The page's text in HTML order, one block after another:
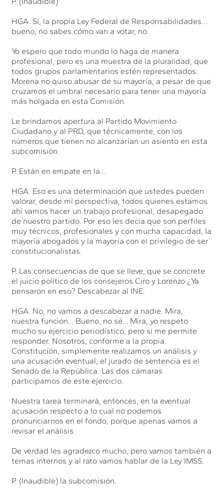
HGA. Sí, la propia Ley Federal de Responsabilidades…
bueno, no sabes cómo van a votar, no.
Yo espero que todo mundo lo haga de manera
profesional, pero es una muestra de la pluralidad, que
todos grupos parlamentarios estén representados.
Morena no quiso abusar de su mayoría, a pesar de que
cruzamos el umbral necesario para tener una mayoría
más holgada en esta Comisión.
Le brindamos apertura al Partido Movimiento
Ciudadano y al PRD, que técnicamente, con los
números que tienen no alcanzarían un asiento en esta
subcomisión.
P. Están en empate en la…
HGA. Eso es una determinación que ustedes pueden
valorar, desde mi perspectiva, todos quienes estamos
ahí vamos hacer un trabajo profesional, desapegado
de nuestro partido. Por eso les decía que son perfiles
muy técnicos, profesionales y con mucha capacidad, la
mayoría abogados y la mayoría con el privilegio de ser
constitucionalistas.
P. Las consecuencias de que se lleve, que se concrete
el juicio político de los consejeros Ciro y Lorenzo ¿Ya
pensaron en eso? Descabezar al INE.
HGA. No, no vamos a descabezar a nadie. Mira,
nuestra función… Bueno, no sé… Mira, yo respeto
mucho su ejercicio periodístico, pero si me permite
responder. Nosotros, conforme a la propia
Constitución, simplemente realizamos un análisis y
una acusación eventual, el jurado de sentencia es el
Senado de la República. Las dos cámaras
participamos de este ejercicio.
Nuestra tarea terminará, entonces, en la eventual
acusación respecto a lo cual no podemos
pronunciarnos en el fondo, porque apenas vamos a
revisar el análisis.
De verdad les agradezco mucho, pero vamos también a
temas internos y al rato vamos hablar de la Ley IMSS.
P. (Inaudible) la subcomisión.